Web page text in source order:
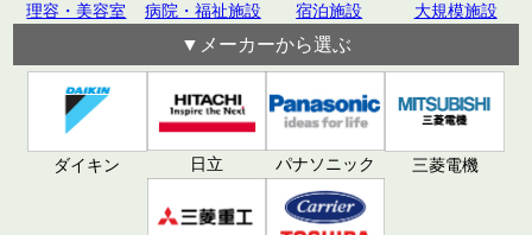
理容・美容室 病院・福祉施設 宿泊施設 大規模施設
▼メーカーから選ぶ
ダイキン 日立 パナソニック 三菱電機